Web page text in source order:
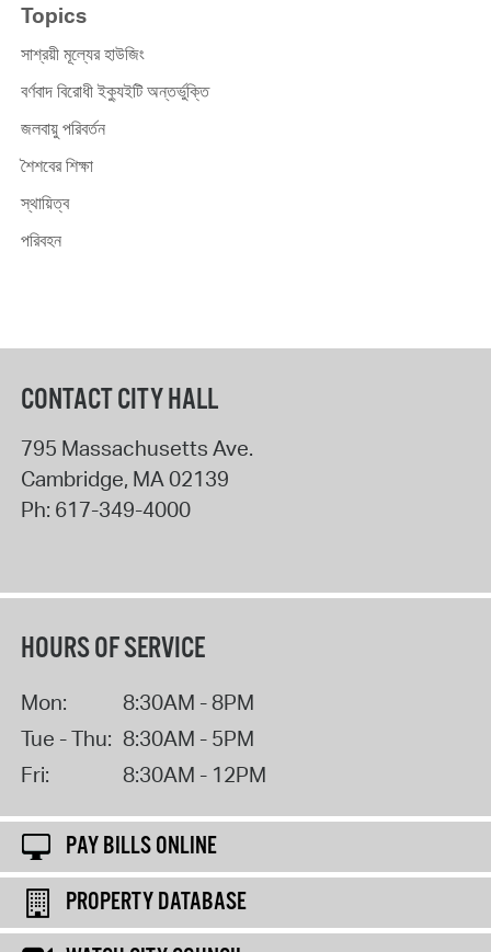
Topics
সাশ্রয়ী মূল্যের হাউজিং
বর্ণবাদ বিরোধী ইক্যুইটি অন্তর্ভুক্তি
জলবায়ু পরিবর্তন
শৈশবের শিক্ষা
স্থায়িত্ব
পরিবহন
CONTACT CITY HALL
795 Massachusetts Ave.
Cambridge, MA02139
Ph: 617-349-4000
HOURS OF SERVICE
Mon:
8:30AM - 8PM
Tue - Thu: 8:30AM - 5PM
Fri:
8:30AM - 12PM
PAY BILLS ONLINE
PROPERTY DATABASE